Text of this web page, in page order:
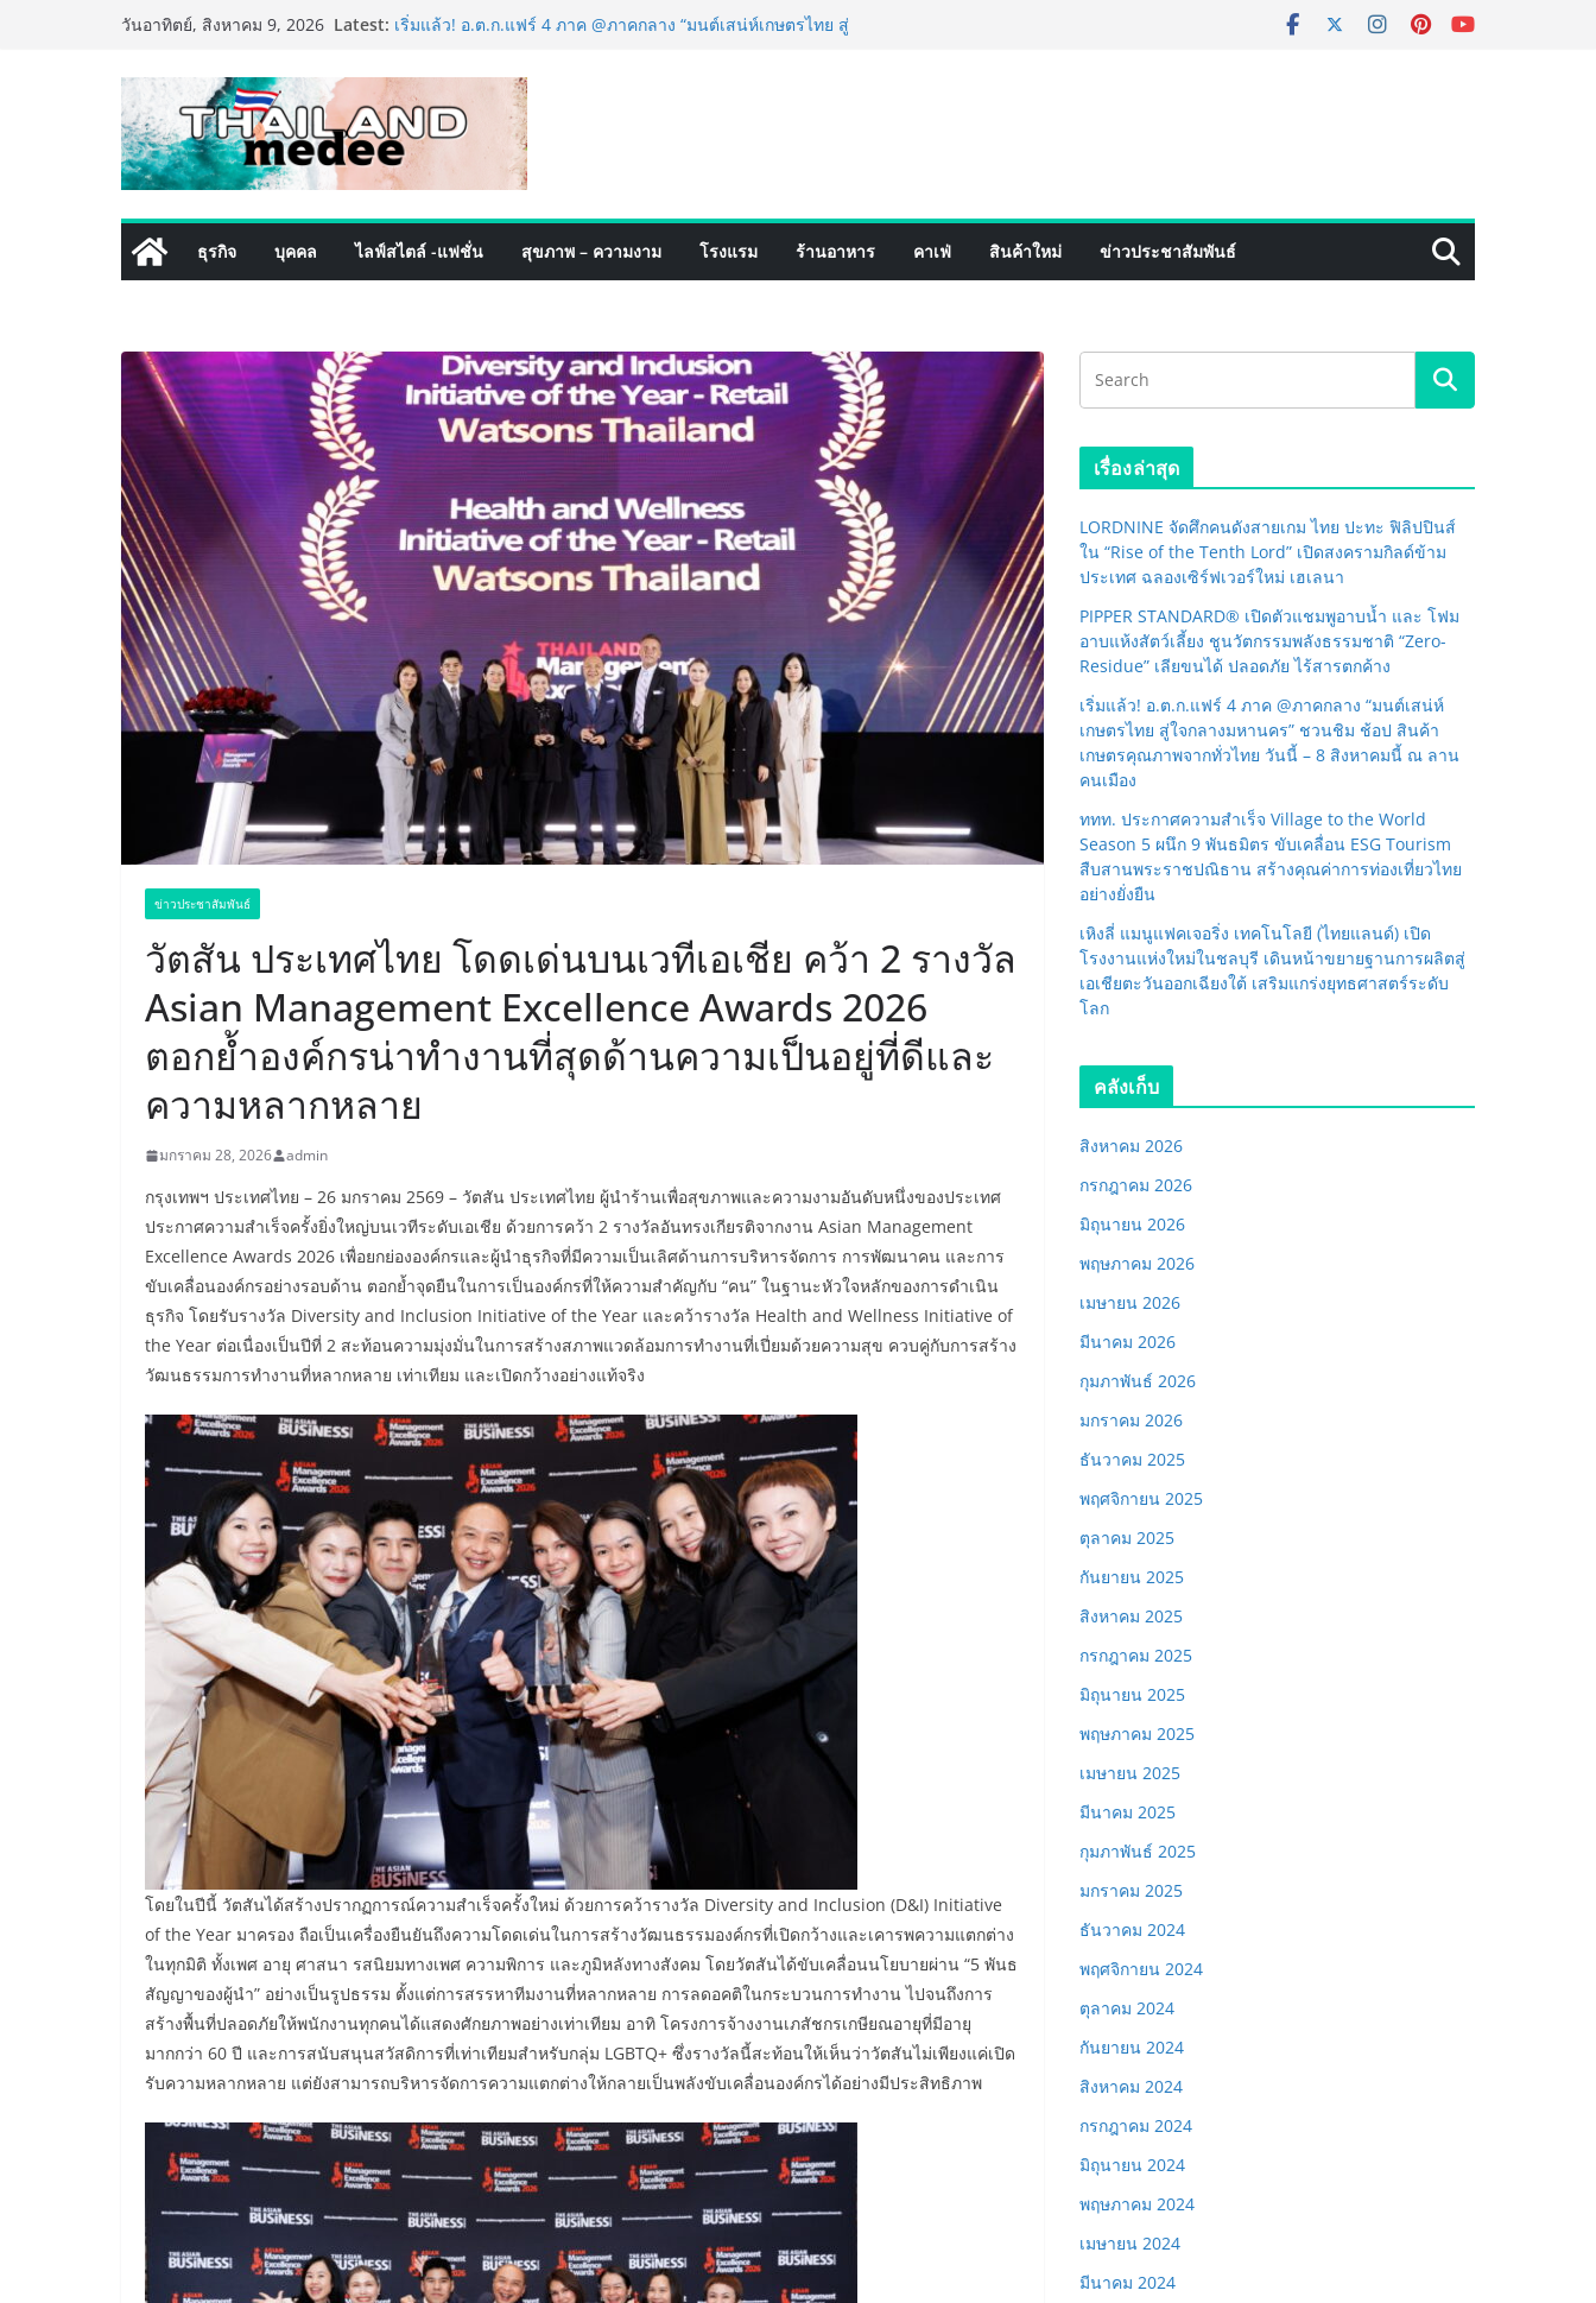
วันอาทิตย์, สิงหาคม 9, 2026 Latest: เริ่มแล้ว! อ.ต.ก.แฟร์ 4 ภาค @ภาคกลาง “มนต์เสน่ห์เกษตรไทย สู่
ททท. ประกาศความสำเร็จ Village to the World Season 5 ผนึก 9
พันธมิตร ขับเคลื่อน ESG Tourism สืบสานพระราชปณิธาน สร้าง
คุณค่าการท่องเที่ยวไทยอย่างยั่งยืน
เหิงลี่ แมนูแฟคเจอริ่ง เทคโนโลยี (ไทยแลนด์) เปิดโรงงานแห่งใหม่
ในชลบุรี เดินหน้าขยายฐานการผลิตสู่เอเชียตะวันออกเฉียงใต้
เสริมแกร่งยุทธศาสตร์ระดับโลก
LORDNINE จัดศึกคนดังสายเกม ไทย ปะทะ ฟิลิปปินส์ ใน “Rise of
the Tenth Lord” เปิดสงครามกิลด์ข้ามประเทศ ฉลองเซิร์ฟเวอร์
ใหม่ เฮเลนา
ปลอดภัย ไร้สารตกค้าง
ธุรกิจ บุคคล ไลฟ์สไตล์ -แฟชั่น สุขภาพ – ความงาม โรงแรม ร้านอาหาร คาเฟ่ สินค้าใหม่ ข่าวประชาสัมพันธ์
ข่าวประชาสัมพันธ์
วัตสัน ประเทศไทย โดดเด่นบนเวทีเอเชีย คว้า 2 รางวัล
Asian Management Excellence Awards 2026
ตอกย้ำองค์กรน่าทำงานที่สุดด้านความเป็นอยู่ที่ดีและ
ความหลากหลาย
มกราคม 28, 2026 admin
กรุงเทพฯ ประเทศไทย – 26 มกราคม 2569 – วัตสัน ประเทศไทย ผู้นำร้านเพื่อสุขภาพและความงามอันดับหนึ่งของประเทศ
ประกาศความสำเร็จครั้งยิ่งใหญ่บนเวทีระดับเอเชีย ด้วยการคว้า 2 รางวัลอันทรงเกียรติจากงาน Asian Management
Excellence Awards 2026 เพื่อยกย่ององค์กรและผู้นำธุรกิจที่มีความเป็นเลิศด้านการบริหารจัดการ การพัฒนาคน และการ
ขับเคลื่อนองค์กรอย่างรอบด้าน ตอกย้ำจุดยืนในการเป็นองค์กรที่ให้ความสำคัญกับ “คน” ในฐานะหัวใจหลักของการดำเนิน
ธุรกิจ โดยรับรางวัล Diversity and Inclusion Initiative of the Year และคว้ารางวัล Health and Wellness Initiative of
the Year ต่อเนื่องเป็นปีที่ 2 สะท้อนความมุ่งมั่นในการสร้างสภาพแวดล้อมการทำงานที่เปี่ยมด้วยความสุข ควบคู่กับการสร้าง
วัฒนธรรมการทำงานที่หลากหลาย เท่าเทียม และเปิดกว้างอย่างแท้จริง
โดยในปีนี้ วัตสันได้สร้างปรากฏการณ์ความสำเร็จครั้งใหม่ ด้วยการคว้ารางวัล Diversity and Inclusion (D&I) Initiative
of the Year มาครอง ถือเป็นเครื่องยืนยันถึงความโดดเด่นในการสร้างวัฒนธรรมองค์กรที่เปิดกว้างและเคารพความแตกต่าง
ในทุกมิติ ทั้งเพศ อายุ ศาสนา รสนิยมทางเพศ ความพิการ และภูมิหลังทางสังคม โดยวัตสันได้ขับเคลื่อนนโยบายผ่าน “5 พันธ
สัญญาของผู้นำ” อย่างเป็นรูปธรรม ตั้งแต่การสรรหาทีมงานที่หลากหลาย การลดอคติในกระบวนการทำงาน ไปจนถึงการ
สร้างพื้นที่ปลอดภัยให้พนักงานทุกคนได้แสดงศักยภาพอย่างเท่าเทียม อาทิ โครงการจ้างงานเภสัชกรเกษียณอายุที่มีอายุ
มากกว่า 60 ปี และการสนับสนุนสวัสดิการที่เท่าเทียมสำหรับกลุ่ม LGBTQ+ ซึ่งรางวัลนี้สะท้อนให้เห็นว่าวัตสันไม่เพียงแค่เปิด
รับความหลากหลาย แต่ยังสามารถบริหารจัดการความแตกต่างให้กลายเป็นพลังขับเคลื่อนองค์กรได้อย่างมีประสิทธิภาพ
เรื่องล่าสุด
LORDNINE จัดศึกคนดังสายเกม ไทย ปะทะ ฟิลิปปินส์
ใน “Rise of the Tenth Lord” เปิดสงครามกิลด์ข้าม
ประเทศ ฉลองเซิร์ฟเวอร์ใหม่ เฮเลนา
PIPPER STANDARD® เปิดตัวแชมพูอาบน้ำ และ โฟม
อาบแห้งสัตว์เลี้ยง ชูนวัตกรรมพลังธรรมชาติ “Zero-
Residue” เลียขนได้ ปลอดภัย ไร้สารตกค้าง
เริ่มแล้ว! อ.ต.ก.แฟร์ 4 ภาค @ภาคกลาง “มนต์เสน่ห์
เกษตรไทย สู่ใจกลางมหานคร” ชวนชิม ช้อป สินค้า
เกษตรคุณภาพจากทั่วไทย วันนี้ – 8 สิงหาคมนี้ ณ ลาน
คนเมือง
ททท. ประกาศความสำเร็จ Village to the World
Season 5 ผนึก 9 พันธมิตร ขับเคลื่อน ESG Tourism
สืบสานพระราชปณิธาน สร้างคุณค่าการท่องเที่ยวไทย
อย่างยั่งยืน
เหิงลี่ แมนูแฟคเจอริ่ง เทคโนโลยี (ไทยแลนด์) เปิด
โรงงานแห่งใหม่ในชลบุรี เดินหน้าขยายฐานการผลิตสู่
เอเชียตะวันออกเฉียงใต้ เสริมแกร่งยุทธศาสตร์ระดับ
โลก
คลังเก็บ
สิงหาคม 2026
กรกฎาคม 2026
มิถุนายน 2026
พฤษภาคม 2026
เมษายน 2026
มีนาคม 2026
กุมภาพันธ์ 2026
มกราคม 2026
ธันวาคม 2025
พฤศจิกายน 2025
ตุลาคม 2025
กันยายน 2025
สิงหาคม 2025
กรกฎาคม 2025
มิถุนายน 2025
พฤษภาคม 2025
เมษายน 2025
มีนาคม 2025
กุมภาพันธ์ 2025
มกราคม 2025
ธันวาคม 2024
พฤศจิกายน 2024
ตุลาคม 2024
กันยายน 2024
สิงหาคม 2024
กรกฎาคม 2024
มิถุนายน 2024
พฤษภาคม 2024
เมษายน 2024
มีนาคม 2024